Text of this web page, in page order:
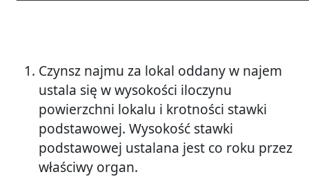
Czynsz najmu za lokal oddany w najem
ustala się w wysokości iloczynu
powierzchni lokalu i krotności stawki
podstawowej. Wysokość stawki
podstawowej ustalana jest co roku przez
właściwy organ.